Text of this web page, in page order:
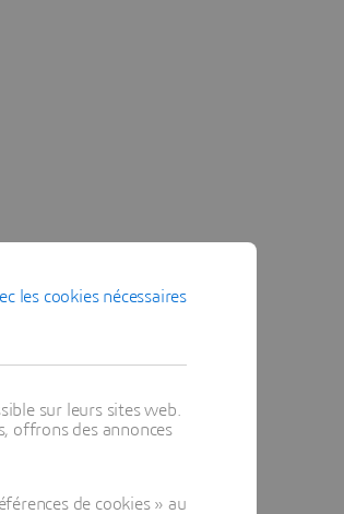
les cookies nécessaires
sur leurs sites web.
offrons des annonces
de cookies » au